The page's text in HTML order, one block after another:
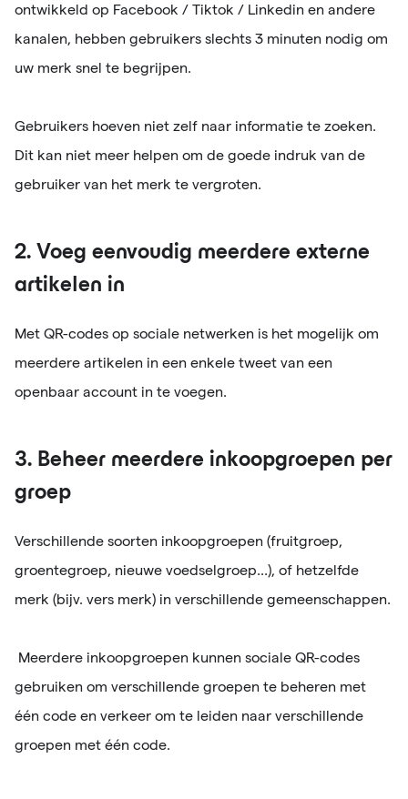
ontwikkeld op Facebook / Tiktok / Linkedin en andere
kanalen, hebben gebruikers slechts 3 minuten nodig om
uw merk snel te begrijpen.
Gebruikers hoeven niet zelf naar informatie te zoeken.
Dit kan niet meer helpen om de goede indruk van de
gebruiker van het merk te vergroten.
2. Voeg eenvoudig meerdere externe
artikelen in
Met QR-codes op sociale netwerken is het mogelijk om
meerdere artikelen in een enkele tweet van een
openbaar account in te voegen.
3. Beheer meerdere inkoopgroepen per
groep
Verschillende soorten inkoopgroepen (fruitgroep,
groentegroep, nieuwe voedselgroep...), of hetzelfde
merk (bijv. vers merk) in verschillende gemeenschappen.
Meerdere inkoopgroepen kunnen sociale QR-codes
gebruiken om verschillende groepen te beheren met
één code en verkeer om te leiden naar verschillende
groepen met één code.